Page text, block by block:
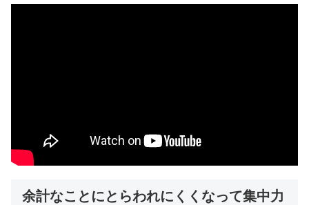
余計なことにとらわれにくくなって集中力